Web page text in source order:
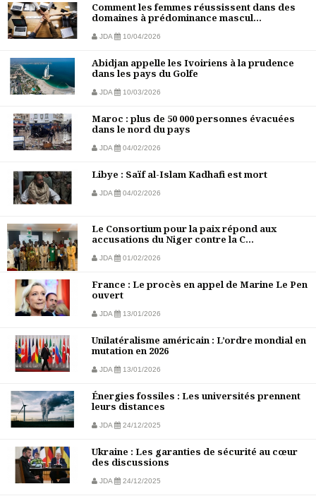
Comment les femmes réussissent dans des
domaines à prédominance mascul...
JDA 10/04/2026
Abidjan appelle les Ivoiriens à la prudence
dans les pays du Golfe
JDA 10/03/2026
Maroc : plus de 50 000 personnes évacuées
dans le nord du pays
JDA 04/02/2026
Libye : Saïf al-Islam Kadhafi est mort
JDA 04/02/2026
Le Consortium pour la paix répond aux
accusations du Niger contre la C...
JDA 01/02/2026
France : Le procès en appel de Marine Le Pen
ouvert
JDA 13/01/2026
Unilatéralisme américain : L’ordre mondial en
mutation en 2026
JDA 13/01/2026
Énergies fossiles : Les universités prennent
leurs distances
JDA 24/12/2025
Ukraine : Les garanties de sécurité au cœur
des discussions
JDA 24/12/2025